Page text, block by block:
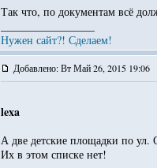
Так что, по документам всё
Нужен сайт?! Сделаем!
Добавлено: Вт Май 26, 2015 19:06
lexa
А две детские площадки по ул.
Их в этом списке нет!